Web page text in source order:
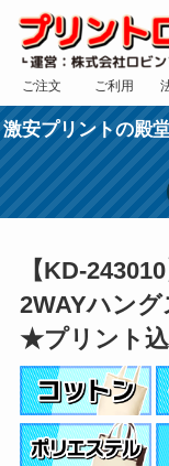
ご注文
フォーム
ご利用
規約
激安プリントの殿
【KD-243010
2WAYハン
★プリント込